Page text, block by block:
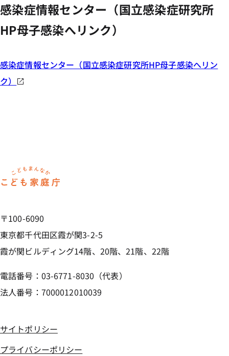
感染症情報センター（国立感染症研究所
HP母子感染へリンク）
感染症情報センター（国立感染症研究所HP母子感染へリン
ク）
〒100-6090
東京都千代田区霞が関3-2-5
霞が関ビルディング14階、20階、21階、22階
電話番号：03-6771-8030（代表）
法人番号：7000012010039
サイトポリシー
プライバシーポリシー